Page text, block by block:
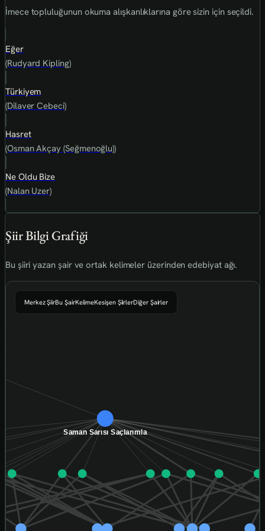
İmece topluluğunun okuma alışkanlıklarına göre sizin için seçildi.
Eğer
(Rudyard Kipling)
Türkiyem
(Dilaver Cebeci)
Hasret
(Osman Akçay (Seğmenoğlu))
Ne Oldu Bize
(Nalan Uzer)
Şiir Bilgi Grafiği
Bu şiiri yazan şair ve ortak kelimeler üzerinden edebiyat ağı.
Merkez ŞiirBu ŞairKelimeKesişen ŞiirlerDiğer Şairler